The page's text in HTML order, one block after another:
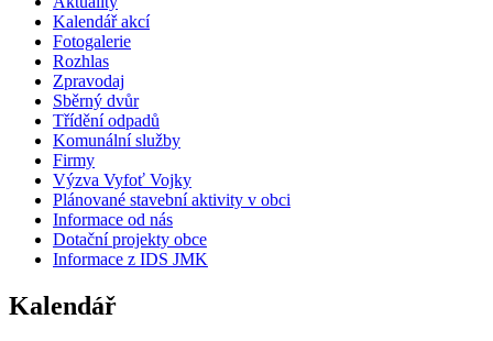
Kalendář akcí
Fotogalerie
Rozhlas
Zpravodaj
Sběrný dvůr
Třídění odpadů
Komunální služby
Firmy
Výzva Vyfoť Vojky
Plánované stavební aktivity v obci
Informace od nás
Dotační projekty obce
Informace z IDS JMK
Kalendář